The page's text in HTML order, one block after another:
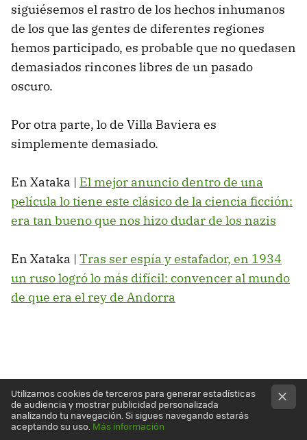
siguiésemos el rastro de los hechos inhumanos
de los que las gentes de diferentes regiones
hemos participado, es probable que no quedasen
demasiados rincones libres de un pasado
oscuro.
Por otra parte, lo de Villa Baviera es
simplemente demasiado.
En Xataka | El mejor anuncio dentro de una
película lo tiene este clásico de la ciencia ficción:
era tan bueno que nos hizo dudar de los nazis
En Xataka | Tras ser espía y estafador, en 1934
un ruso logró lo más difícil: convencer al mundo
de que era el rey de Andorra
Utilizamos cookies de terceros para generar estadísticas
de audiencia y mostrar publicidad personalizada
analizando tu navegación. Si sigues navegando estarás
aceptando su uso. Más información